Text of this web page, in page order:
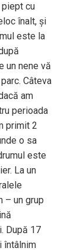
cu
înalt, și
este la
un nene vă
Câteva
am
perioada
primit 2
o sa
este
La un
– un grup
După 17
întâlnim